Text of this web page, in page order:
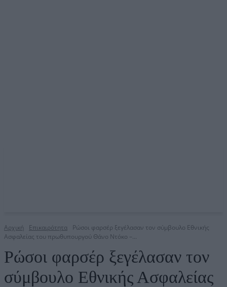
Αρχική Επικαιρότητα
Ρώσοι φαρσέρ ξεγέλασαν τον σύμβουλο Εθνικής
Ασφαλείας του πρωθυπουργού Θάνο Ντόκο –...
Ρώσοι φαρσέρ ξεγέλασαν τον
σύμβουλο Εθνικής Ασφαλείας